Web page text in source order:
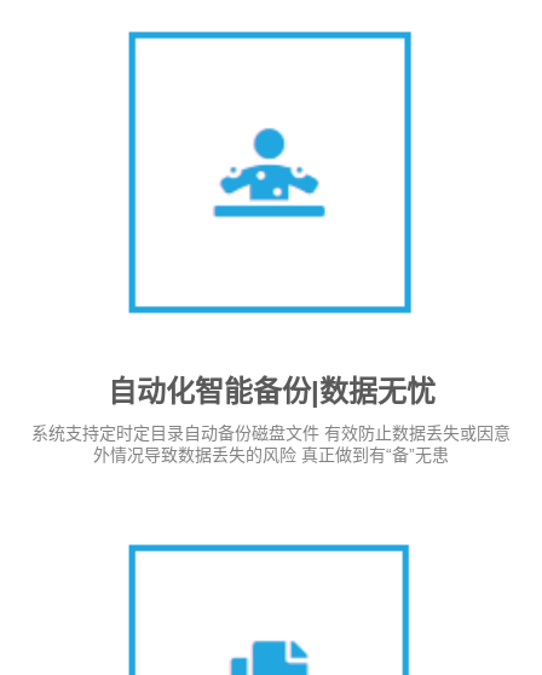
自动化智能备份|数据无忧
系统支持定时定目录自动备份磁盘文件 有效防止数据丢失或因意
外情况导致数据丢失的风险 真正做到有“备”无患